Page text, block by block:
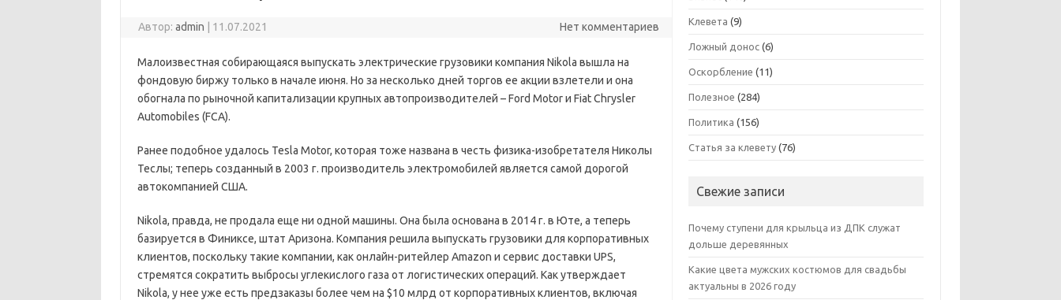
Автор:admin 11.07.2021 Нет комментариев
Малоизвестная собирающаяся выпускать электрические грузовики компания Nikola вышла на
фондовую биржу только в начале июня. Но за несколько дней торгов ее акции взлетели и она
обогнала по рыночной капитализации крупных автопроизводителей – Ford Motor и Fiat Chrysler
Automobiles (FCA).
Ранее подобное удалось Tesla Motor, которая тоже названа в честь физика-изобретателя Николы
Теслы; теперь созданный в 2003 г. производитель электромобилей является самой дорогой
автокомпанией США.
Nikola, правда, не продала еще ни одной машины. Она была основана в 2014 г. в Юте, а теперь
базируется в Финиксе, штат Аризона. Компания решила выпускать грузовики для корпоративных
клиентов, поскольку такие компании, как онлайн-ритейлер Amazon и сервис доставки UPS,
стремятся сократить выбросы углекислого газа от логистических операций. Как утверждает
Nikola, у нее уже есть предзаказы более чем на $10 млрд от корпоративных клиентов, включая
Клевета (9)
Ложный донос (6)
Оскорбление (11)
Полезное (284)
Политика (156)
Статья за клевету (76)
Свежие записи
Почему ступени для крыльца из ДПК служат
дольше деревянных
Какие цвета мужских костюмов для свадьбы
актуальны в 2026 году